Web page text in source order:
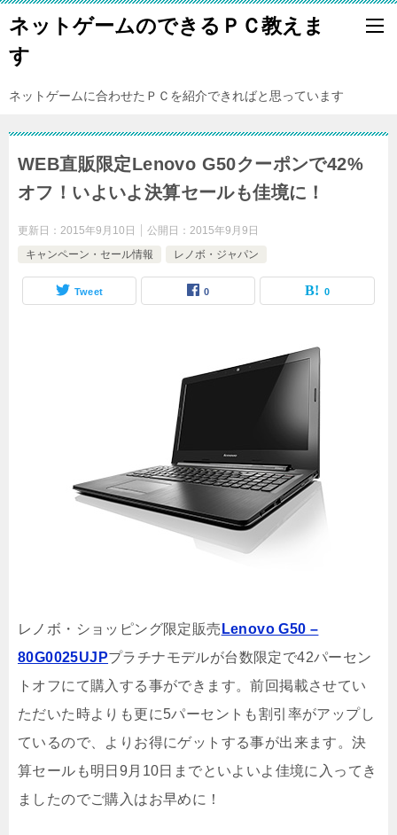
ネットゲームのできるＰＣ教えま
す
ネットゲームに合わせたＰＣを紹介できればと思っています
WEB直販限定Lenovo G50クーポンで42%
オフ！いよいよ決算セールも佳境に！
更新日： 2015年9月10日 公開日： 2015年9月9日
キャンペーン・セール情報
レノボ・ジャパン
Tweet 0 0
レノボ・ショッピング限定販売 Lenovo G50 –
80G0025UJPプラチナモデルが台数限定で42パーセン
トオフにて購入する事ができます。前回掲載させてい
ただいた時よりも更に5パーセントも割引率がアップし
ているので、よりお得にゲットする事が出来ます。決
算セールも明日9月10日までといよいよ佳境に入ってき
ましたのでご購入はお早めに！